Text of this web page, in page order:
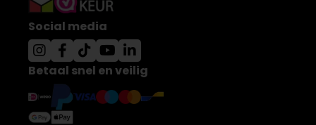
Social media
Betaal snel en veilig